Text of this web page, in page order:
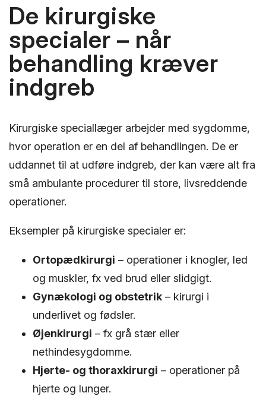
De kirurgiske
specialer – når
behandling kræver
indgreb
Kirurgiske speciallæger arbejder med sygdomme,
hvor operation er en del af behandlingen. De er
uddannet til at udføre indgreb, der kan være alt fra
små ambulante procedurer til store, livsreddende
operationer.
Eksempler på kirurgiske specialer er:
Ortopædkirurgi – operationer i knogler, led
og muskler, fx ved brud eller slidgigt.
Gynækologi og obstetrik – kirurgi i
underlivet og fødsler.
Øjenkirurgi – fx grå stær eller
nethindesygdomme.
Hjerte- og thoraxkirurgi – operationer på
hjerte og lunger.